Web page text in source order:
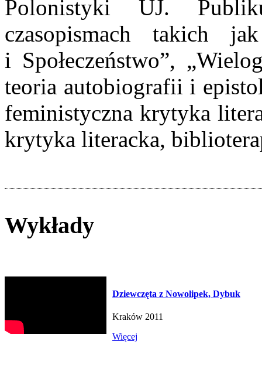
Polonistyki UJ.
czasopismach takich
i Społeczeństwo”,
teoria autobiografii i
feministyczna krytyka
krytyka literacka,
Wykłady
Dziewczęta z Nowolipek, Dybuk
Kraków 2011
Więcej